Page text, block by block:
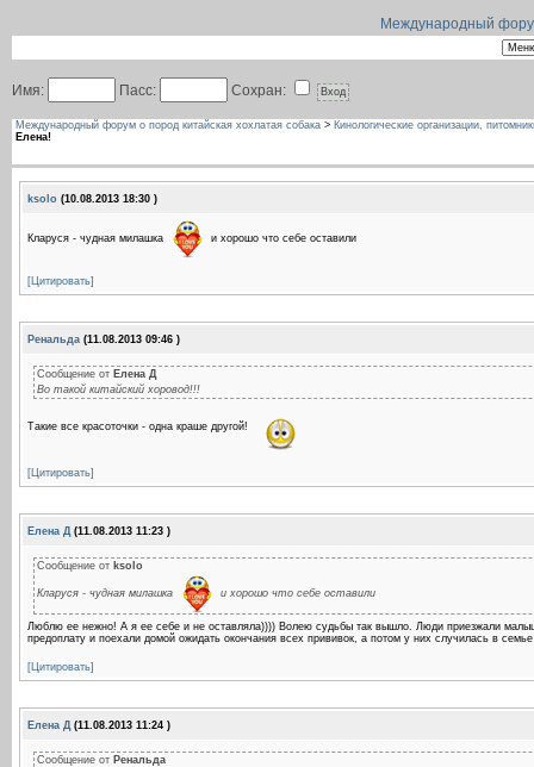
Международный
Имя: Пасс: Сохран:
Международный форум о пород китайская хохлатая собака > Кинологические организации,
Елена!
ksolo (10.08.2013 18:30 )
Кларуся - чудная милашка и хорошо что себе оставили
[Цитировать]
Ренальда (11.08.2013 09:46 )
Сообщение от Елена Д
Во такой китайский хоровод!!!
Такие все красоточки - одна краше другой!
[Цитировать]
Елена Д(11.08.2013 11:23 )
Сообщение от ksolo
Кларуся - чудная милашка и хорошо что себе оставили
Люблю ее нежно! А я ее себе и не оставляла)))) Волею судьбы так вышло. Люди приезжали
предоплату и поехали домой ожидать окончания всех прививок, а потом у них случилась в
[Цитировать]
Елена Д(11.08.2013 11:24 )
Сообщение от Ренальда